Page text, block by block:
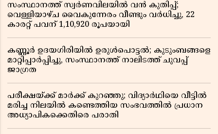
സംസ്ഥാനത്ത് സ്വർണവിലയിൽ വൻ കുതിപ്പ്;
വെള്ളിയാഴ്ച വൈകുന്നേരം വീണ്ടും വർധിച്ചു, 22
കാരറ്റ് പവന് 1,10,920 രൂപയായി
കണ്ണൂർ ഉദയഗിരിയിൽ ഉരുൾപൊട്ടൽ; കുടുംബങ്ങളെ
മാറ്റിപ്പാർപ്പിച്ചു, സംസ്ഥാനത്ത് നാലിടത്ത് ചുവപ്പ്
ജാഗ്രത
പരീക്ഷയ്ക്ക് മാർക്ക് കുറഞ്ഞു; വിദ്യാർഥിയെ വീട്ടിൽ
മരിച്ച നിലയിൽ കണ്ടെത്തിയ സംഭവത്തിൽ പ്രധാന
അധ്യാപികക്കെതിരെ പരാതി